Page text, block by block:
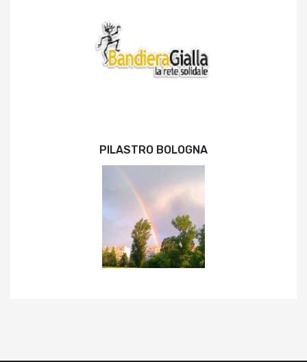
PILASTRO BOLOGNA